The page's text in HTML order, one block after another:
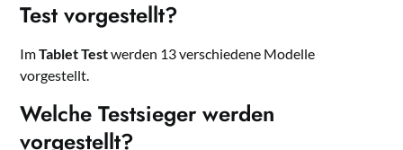
Test vorgestellt?
ImTablet Testwerden 13 verschiedene Modelle
vorgestellt.
Welche Testsieger werden
vorgestellt?